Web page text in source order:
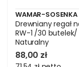
WAMAR-SOSENKA
Drewniany regał
RW-1 /30 butelek/
Naturalny
88,00 zł